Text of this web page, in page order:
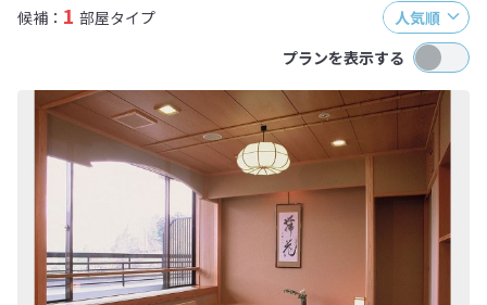
候補： 1 部屋タイプ
人気順
プランを表示する